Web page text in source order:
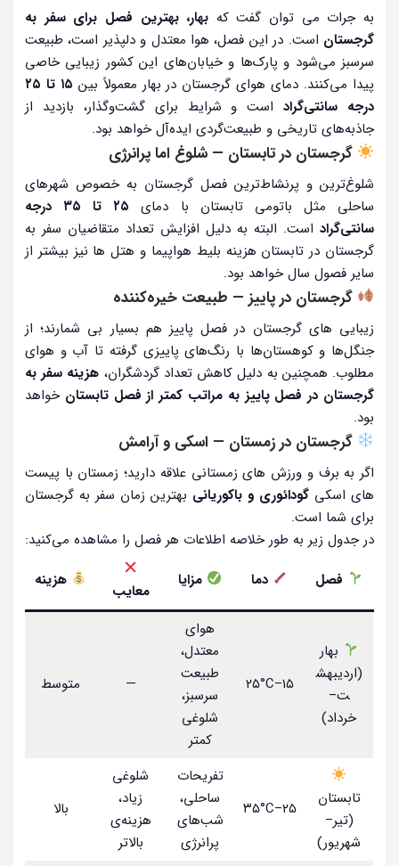
به جرات می توان گفت که بهار، بهترین فصل برای سفر به
گرجستان است. در این فصل، هوا معتدل و دلپذیر است، طبیعت
سرسبز می‌شود و پارک‌ها و خیابان‌های این کشور زیبایی خاصی
پیدا می‌کنند. دمای هوای گرجستان در بهار معمولاً بین
۱۵ تا ۲۵
درجه سانتی‌گراداست و شرایط برای گشت‌وگذار، بازدید از
جاذبه‌های تاریخی و طبیعت‌گردی ایده‌آل خواهد بود.
گرجستان در تابستان — شلوغ اما پرانرژی
شلوغ‌ترین و پرنشاط‌ترین فصل گرجستان به خصوص شهرهای
ساحلی مثل باتومی تابستان با دمای
۲۵ تا ۳۵ درجه
سانتی‌گراد است. البته به دلیل افزایش تعداد متقاضیان سفر به
گرجستان در تابستان هزینه بلیط هواپیما و هتل ها نیز بیشتر از
سایر فصول سال خواهد بود.
گرجستان در پاییز — طبیعت خیره‌کننده
زیبایی های گرجستان در فصل پاییز هم بسیار بی شمارند؛ از
جنگل‌ها و کوهستان‌ها با رنگ‌های پاییزی گرفته تا آب و هوای
مطلوب. همچنین به دلیل کاهش تعداد گردشگران، هزینه سفر به
گرجستان در فصل پاییز به مراتب کمتر از فصل تابستان خواهد
بود.
گرجستان در زمستان — اسکی و آرامش
اگر به برف و ورزش های زمستانی علاقه دارید؛ زمستان با پیست
های اسکی گودائوری و باکوریانی بهترین زمان سفر به گرجستان
برای شما است.
در جدول زیر به طور خلاصه اطلاعات هر فصل را مشاهده می‌کنید:
فصل
دما مزایا
معایب
هزینه
بهار
(اردیبهش
ت–
خرداد)
۱۵–۲۵°C
هوای
معتدل،
طبیعت
سرسبز،
شلوغی
کمتر
— متوسط
تابستان
(تیر–
شهریور)
۲۵–۳۵°C
تفریحات
ساحلی،
شب‌های
پرانرژی
شلوغی
زیاد،
هزینه‌ی
بالاتر
بالا